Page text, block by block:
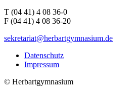
T (04 41) 4 08 36-0
F (04 41) 4 08 36-20
sekretariat@herbartgymnasium.de
Datenschutz
Impressum
© Herbartgymnasium